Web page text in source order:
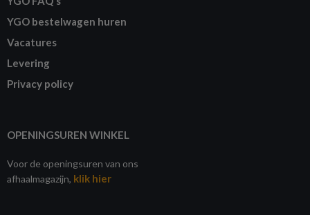
YGO bestelwagen huren
Vacatures
Levering
Privacy policy
OPENINGSUREN WINKEL
Voor de openingsuren van ons
afhaalmagazijn, klik hier